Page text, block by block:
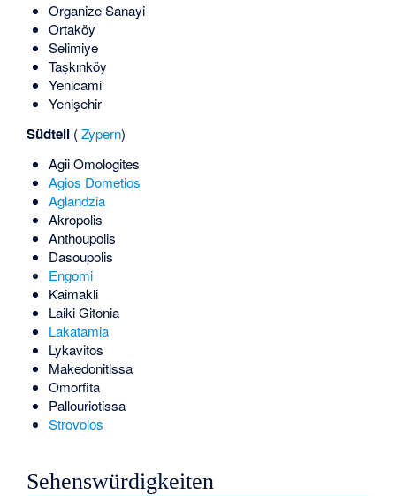
Organize Sanayi
Ortaköy
Selimiye
Taşkınköy
Yenicami
Yenişehir
Südteil ( Zypern)
Agii Omologites
Agios Dometios
Aglandzia
Akropolis
Anthoupolis
Dasoupolis
Engomi
Kaimakli
Laiki Gitonia
Lakatamia
Lykavitos
Makedonitissa
Omorfita
Pallouriotissa
Strovolos
Sehenswürdigkeiten